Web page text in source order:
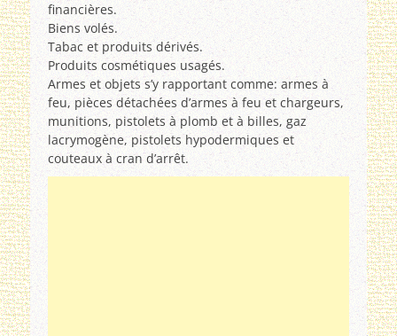
financières.
Biens volés.
Tabac et produits dérivés.
Produits cosmétiques usagés.
Armes et objets s’y rapportant comme: armes à
feu, pièces détachées d’armes à feu et chargeurs,
munitions, pistolets à plomb et à billes, gaz
lacrymogène, pistolets hypodermiques et
couteaux à cran d’arrêt.